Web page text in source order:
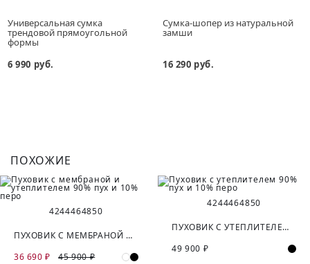
Универсальная сумка
трендовой прямоугольной
формы
6 990 руб.
Сумка-шопер из натуральной
замши
16 290 руб.
ПОХОЖИЕ
4244464850
ПУХОВИК С МЕМБРАНОЙ И УТЕПЛИТЕЛЕМ 90% ПУХ И 10% ПЕРО
36 690 ₽
45 900 ₽
4244464850
ПУХОВИК С УТЕПЛИТЕЛЕМ 90% ПУХ И 10% ПЕРО
49 900 ₽